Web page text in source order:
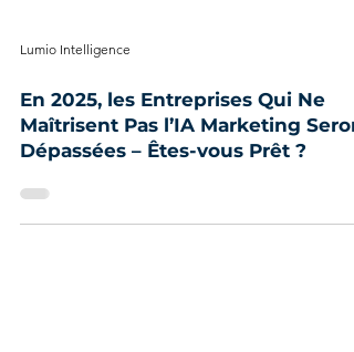
Lumio Intelligence
En 2025, les Entreprises Qui Ne
Maîtrisent Pas l’IA Marketing